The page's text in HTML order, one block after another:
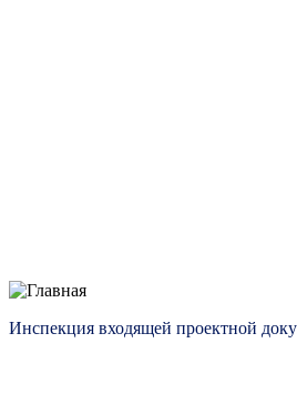
Инспекция входящей проектной